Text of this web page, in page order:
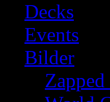
Decks
Events
Bilder